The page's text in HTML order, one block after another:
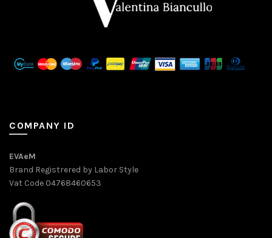
COMPANY ID
EVAeM
Brand Registrered by Labor Style
Vat Code 04768460653